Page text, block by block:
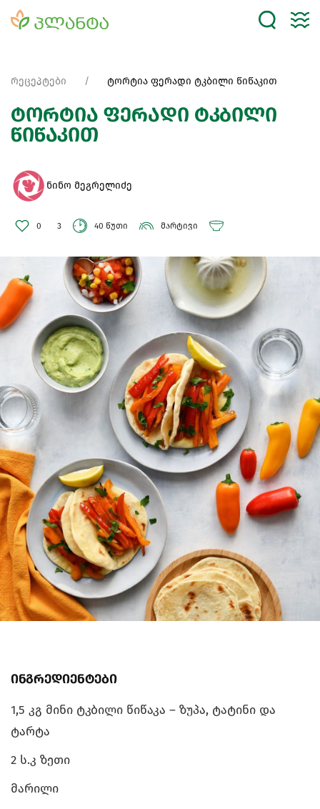
რეცეპტები ტორტია ფერადი ტკბილი წიწაკით
ტორტია ფერადი ტკბილი
წიწაკით
ნინო მეგრელიძე
0 3 40 წუთი მარტივი
ინგრედიენტები
1,5 კგ მინი ტკბილი წიწაკა – ზუპა, ტატინი და
ტარტა
2 ს.კ ზეთი
მარილი